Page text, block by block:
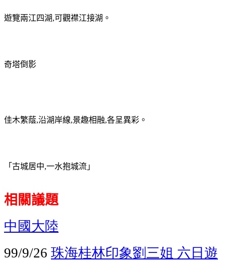
遊覽兩江四湖,可觀襟江接湖。
奇塔倒影
佳木繁蔭,沿湖岸線,景趣相融,各呈異彩。
「古城居中,一水抱城流」
相關議題
中國大陸
99/9/26 珠海桂林印象劉三姐 六日遊